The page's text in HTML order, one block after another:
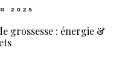
2025
grossesse : énergie &